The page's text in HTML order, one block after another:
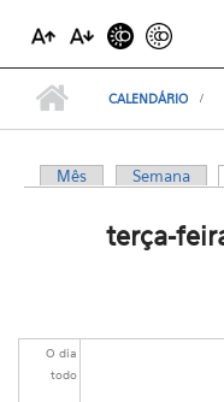
CALENDÁRIO
Mês Semana
terça-
O dia
todo
09
12